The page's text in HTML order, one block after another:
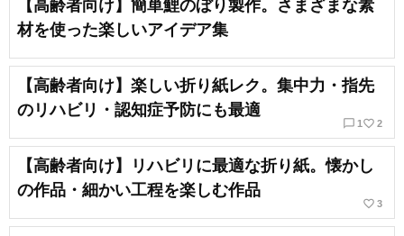
【高齢者向け】簡単鯉のぼり製作。さまざまな素
材を使った楽しいアイデア集
【高齢者向け】楽しい折り紙レク。集中力・指先
のリハビリ・認知症予防にも最適
chat_bubble_outline 1 favorite_border 2
【高齢者向け】リハビリに最適な折り紙。懐かし
の作品・細かい工程を楽しむ作品
favorite_border 3